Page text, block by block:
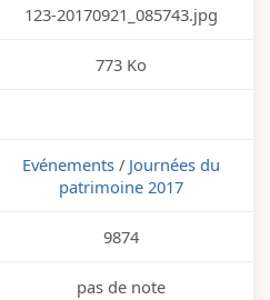
123-20170921_085743.jpg
773 Ko
Evénements / Journées du
patrimoine 2017
9874
pas de note